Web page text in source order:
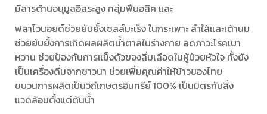
มีสารต้านอนุมูลอิสระสูง กลุ่มฟีนอลิค และ
ฟลาโวนอยด์ช่วยยับยั้งเซลล์มะเร็ง ในกระเพาะ ลำใส้และเต้านม
ช่วยยับยั้งการเกิดผลผลิตน้ำตาลในร่างกาย ลดภาวะโรคเบา
หวาน ช่วยป้องกันการแข็งตัวของลิ่มเลือดในผู้ป่วยหัวใจ ทั้งยัง
เป็นเครื่องดื่มจากชาวนา ช่วยเพิ่มคุณค่าให้ข้าวของไทย
ขบวนการผลิตเป็นวิถีเกษตรอินทรีย์ 100% เป็นมิตรกับสิ่ง
แวดล้อมตั้งแต่ต้นน้ำ